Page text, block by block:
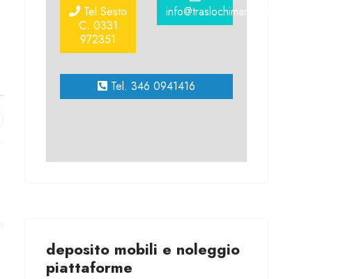
Tel.Sesto
C. 0331
972351
info@traslochimarinoni.it
Tel. 346 0941416
deposito mobili e noleggio
piattaforme